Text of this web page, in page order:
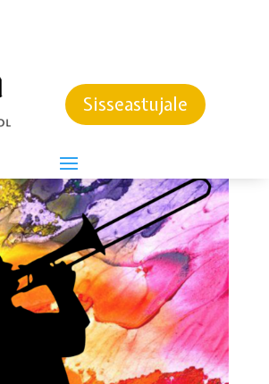
Sisseastujale